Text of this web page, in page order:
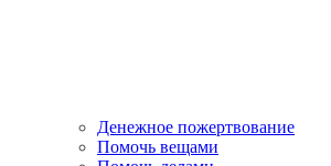
Денежное пожертвование
Помочь вещами